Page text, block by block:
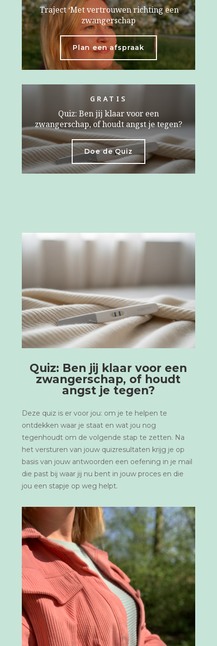
Traject ‘Met vertrouwen richting een
zwangerschap
Plan een afspraak
GRATIS
Quiz: Ben jij klaar voor een
zwangerschap, of houdt angst je tegen?
Doe de Quiz
Quiz: Ben jij klaar voor een
zwangerschap, of houdt
angst je tegen?
Deze quiz is er voor jou: om je te helpen te
ontdekken waar je staat en wat jou nog
tegenhoudt om de volgende stap te zetten. Na
het versturen van jouw quizresultaten krijg je op
basis van jouw antwoorden een oefening in je mail
die past bij waar jij nu bent in jouw proces en die
jou een stapje op weg helpt.